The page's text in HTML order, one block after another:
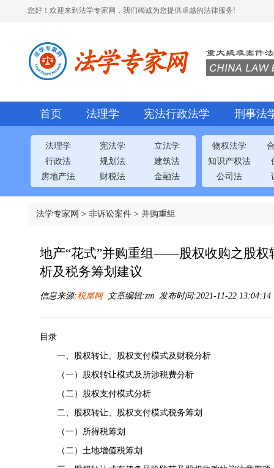
您好！欢迎来到法学专家网，我们竭诚为您提供卓越的法律服务!
首页 法理学 宪法行政法学 刑事法
法理学 宪法学
立法学
行政法
规划法
建筑法
房地产法
财税法 金融法
物权法学
知识产权法
公司法
法学专家网 > 非诉讼案件 > 并购重组
地产“花式”并购重组——股权收购之股权
析及税务筹划建议
信息来源:税屋网文章编辑:zm 发布时间:2021-11-22
目录
一、股权转让、股权支付模式及财税分析
（一）股权转让模式及所涉税费分析
（二）股权支付模式分析
二、股权转让、股权支付模式税务筹划
（一）所得税筹划
（二）土地增值税筹划